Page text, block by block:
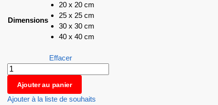
Dimensions
20 x 20 cm
25 x 25 cm
30 x 30 cm
40 x 40 cm
Effacer
Ajouter au panier
Ajouter à la liste de souhaits